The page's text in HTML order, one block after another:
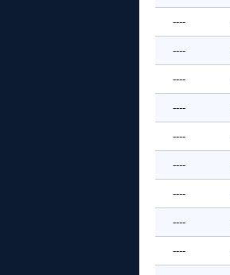
----
----
----
----
----
----
----
----
----